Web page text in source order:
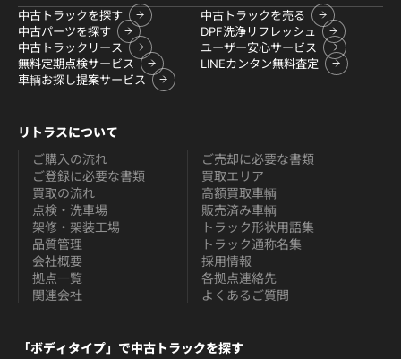
中古トラックを探す
中古トラックを売る
中古パーツを探す
DPF洗浄リフレッシュ
中古トラックリース
ユーザー安心サービス
無料定期点検サービス
LINEカンタン無料査定
車輌お探し提案サービス
リトラスについて
ご購入の流れ
ご登録に必要な書類
買取の流れ
ご売却に必要な書類
買取エリア
高額買取車輌
点検・洗車場
架修・架装工場
品質管理
販売済み車輌
トラック形状用語集
トラック通称名集
会社概要
拠点一覧
関連会社
採用情報
各拠点連絡先
よくあるご質問
「ボディタイプ」で中古トラックを探す